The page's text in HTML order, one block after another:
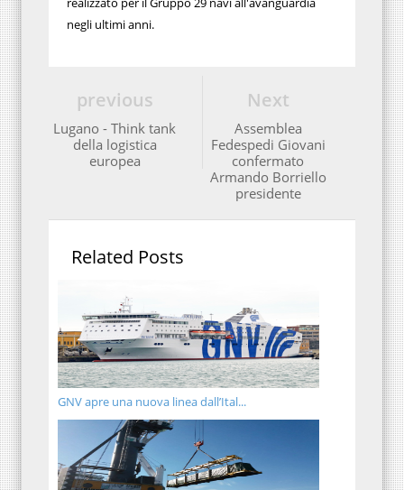
negli ultimi anni.
Next
Assemblea
Fedespedi Giovani
confermato
Armando Borriello
presidente
previous
Lugano - Think tank
della logistica
europea
Related Posts
GNV apre una nuova linea dall’Ital...